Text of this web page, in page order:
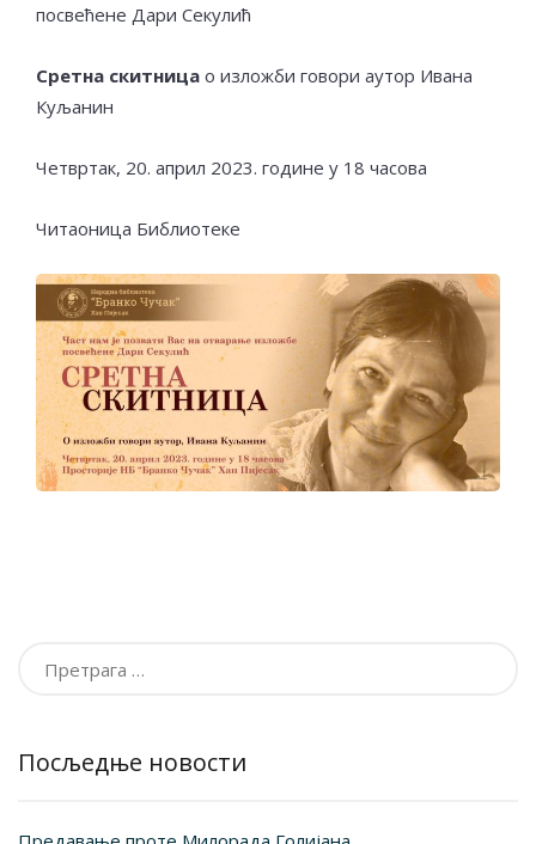
посвећене Дари Секулић
Сретна скитница о изложби говори аутор Ивана
Куљанин
Четвртак, 20. април 2023. године у 18 часова
Читаоница Библиотеке
Посљедње новости